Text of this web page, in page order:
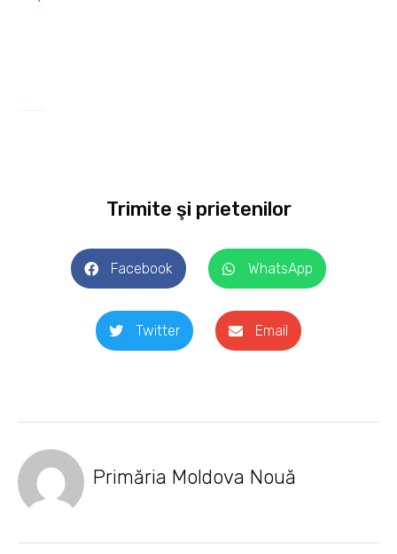
Trimite şi prietenilor
Facebook WhatsApp
Twitter Email
Primăria Moldova Nouă